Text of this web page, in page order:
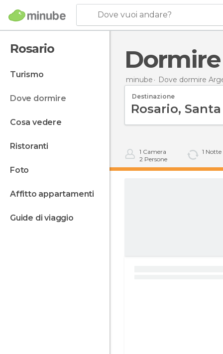
Dove vuoi andare?
Rosario
turismo
dove dormire
cosa vedere
ristoranti
foto
affitto appartamenti
guide di viaggio
minube Dove dormire
Destinazione
1 Camera
2 Persone
1 Notte